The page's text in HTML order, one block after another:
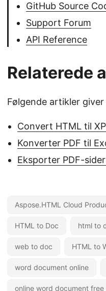
GitHub Source
Support Forum
API Reference
Relaterede
Følgende artikler
Convert HTML til
Konverter PDF til
Eksporter PDF-
Aspose.HTML Cloud
HTML to Doc html to
web to doc HTML to
word document online
online word document free